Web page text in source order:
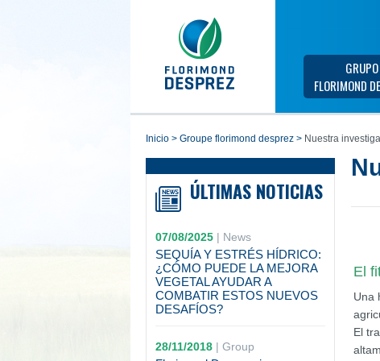
GRUPO
FLORIMOND
inicio > groupe florimond desprez > Nuestra
ÚLTIMAS NOTICIAS
07/08/2025| News
SEQUÍA Y ESTRÉS HÍDRICO:
¿CÓMO PUEDE LA MEJORA
VEGETAL AYUDAR A
COMBATIR ESTOS NUEVOS
DESAFÍOS?
28/11/2018| Group
El
Una
El